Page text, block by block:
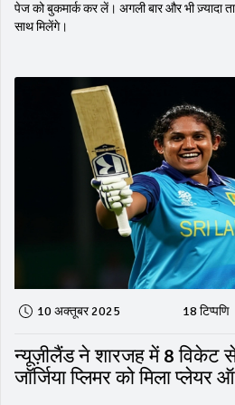
पेज को बुकमार्क कर लें। अगली बार और भी ज़्यादा
साथ मिलेंगे।
10 अक्तूबर 2025 18 टिप्पणि
न्यूज़ीलैंड ने शारजह में 8 विकेट से
जॉर्जिया प्लिमर को मिला